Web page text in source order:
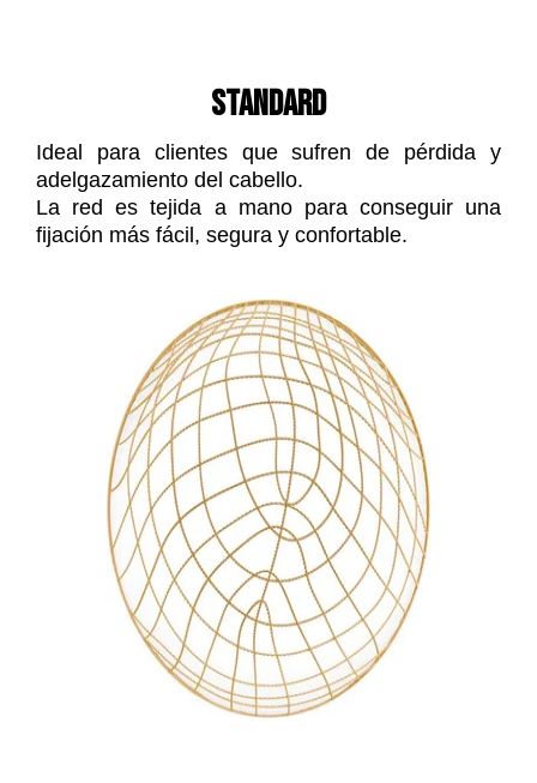
STANDARD
Ideal para clientes que sufren de pérdida y
adelgazamiento del cabello.
La red es tejida a mano para conseguir una
fijación más fácil, segura y confortable.